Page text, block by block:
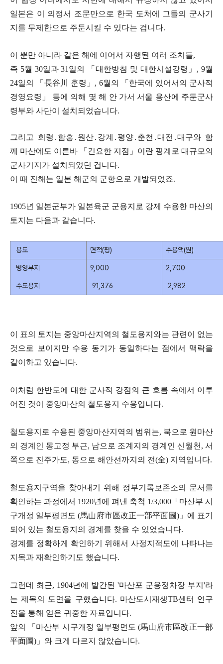
일본은 이 의정서 조문만으로 한국 도처에 그들의 군사기
지를 무제한으로 주둔시킬 수 있다는 겁니다.
이 뿐만 아니라 같은 해에 이어서 자행된 여러 조치들,
즉 5월 30일과 31일의 「대한방침 및 대한시설강령」, 9월
24일의 「長谷川 훈령」, 6월의 「한국에 있어서의 군사적
경영요령」 등에 의해 몇 해 안 가서 서울 용산에 주둔군사
령부와 사단이 설치되었습니다.
그리고 회령․함흥․원산․강계․평양․춘천․대전․대구와 함
께 마산에도 이른바 「긴요한 지점」이란 핑계로 대규모의
군사기지가 설치되었던 겁니다.
이 때 진해는 일본 해군의 군항으로 개발되었죠.
1905년 일본군부가 일본육군 군용지로 강제 수용한 마산의
토지는 다음과 같습니다.
용도 면적(평) 수용액(원)
병영부지 9,000 2,700
수도용지 91,376 2,982
이 표의 토지는 중앙마산지역의 철도용지와는 관련이 없는
것으로 보이지만 수용 동기가 동일하다는 점에서 맥락을
같이하고 있습니다.
이처럼 한반도에 대한 군사적 강점의 큰 흐름 속에서 이루
어진 것이 중앙마산의 철도용지 수용입니다.
철도용지로 수용된 중앙마산지역의 범위는, 북으로 원마산
의 경계인 몽고정 부근, 남으로 조계지의 경계인 신월천, 서
쪽으로 진주가도, 동으로 해안선까지의 전(全) 지역입니다.
철도용지구역을 찾아내기 위해 정부기록보존소의 문서를
확인하는 과정에서 1920년에 펴낸 축척 1/3,000「마산부 시
구개정 일부평면도 (馬山府市區改正一部平面圖)」에 표기
되어 있는 철도용지의 경계를 찾을 수 있었습니다.
경계를 정확하게 확인하기 위해서 사정지적도에 나타나는
지목과 재확인하기도 했습니다.
그런데 최근, 1904년에 발간된 '마산포 군용정차장 부지'라
는 제목의 도면을 구했습니다. 마산도시재생TB센터 연구
진을 통해 얻은 귀중한 자료입니다.
앞의 「마산부 시구개정 일부평면도 (馬山府市區改正一部
平面圖)」와 크게 다르지 않았습니다.